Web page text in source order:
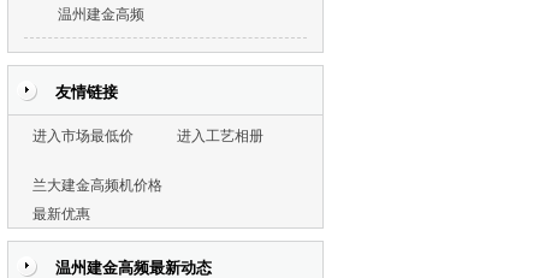
温州建金高频
友情链接
进入市场最低价 进入工艺相册
兰大建金高频机价格
最新优惠
温州建金高频最新动态